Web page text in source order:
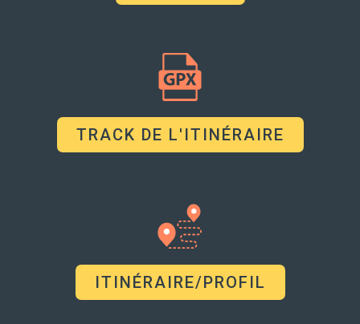
TRACK DE L'ITINÉRAIRE
ITINÉRAIRE/PROFIL